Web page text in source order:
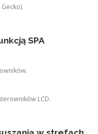
SPA
LCD.